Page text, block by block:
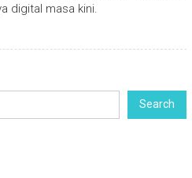
digital masa kini.
Search